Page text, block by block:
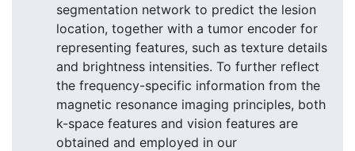
segmentation network to predict the lesion
location, together with a tumor encoder for
representing features, such as texture details
and brightness intensities. To further reflect
the frequency-specific information from the
magnetic resonance imaging principles, both
k-space features and vision features are
obtained and employed in our